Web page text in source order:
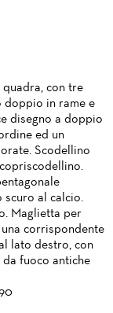
quadra, con tre
doppio in rame e
disegno a doppio
ed un
Scodellino
scuro al calcio.
Maglietta per
corrispondente
lato destro, con
fuoco antiche